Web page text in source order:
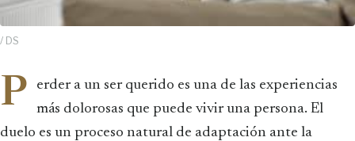
/ DS
P
erder a un ser querido es una de las experiencias
más dolorosas que puede vivir una persona. El
duelo es un proceso natural de adaptación ante la